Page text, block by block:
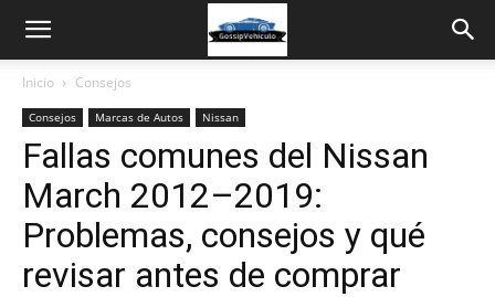
Inicio Consejos
Consejos Marcas de Autos Nissan
Fallas comunes del Nissan
March 2012–2019:
Problemas, consejos y qué
revisar antes de comprar